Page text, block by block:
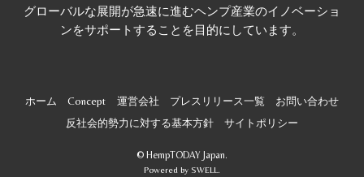
グローバルな展開が急速に進むヘンプ産業のイノベーショ
ンをサポートすることを目的にしています。
ホーム Concept 運営会社 プレスリリース一覧
お問い合わせ
反社会的勢力に対する基本方針
サイトポリシー
© HempTODAY Japan.
Powered by SWELL.